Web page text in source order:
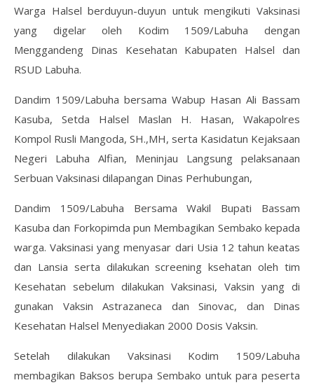
Warga Halsel berduyun-duyun untuk mengikuti Vaksinasi
yang digelar oleh Kodim 1509/Labuha dengan
Menggandeng Dinas Kesehatan Kabupaten Halsel dan
RSUD Labuha.
Dandim 1509/Labuha bersama Wabup Hasan Ali Bassam
Kasuba, Setda Halsel Maslan H. Hasan, Wakapolres
Kompol Rusli Mangoda, SH.,MH, serta Kasidatun Kejaksaan
Negeri Labuha Alfian, Meninjau Langsung pelaksanaan
Serbuan Vaksinasi dilapangan Dinas Perhubungan,
Dandim 1509/Labuha Bersama Wakil Bupati Bassam
Kasuba dan Forkopimda pun Membagikan Sembako kepada
warga. Vaksinasi yang menyasar dari Usia 12 tahun keatas
dan Lansia serta dilakukan screening ksehatan oleh tim
Kesehatan sebelum dilakukan Vaksinasi, Vaksin yang di
gunakan Vaksin Astrazaneca dan Sinovac, dan Dinas
Kesehatan Halsel Menyediakan 2000 Dosis Vaksin.
Setelah dilakukan Vaksinasi Kodim 1509/Labuha
membagikan Baksos berupa Sembako untuk para peserta